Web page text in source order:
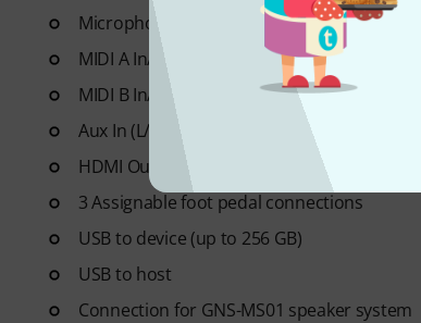
Microphone input: XLR/jack combo
MIDI A In/Out
MIDI B In/Out
Aux In (L/L+R, R)
HDMI Out (1280 x 720p max.)
3 Assignable foot pedal connections
USB to device (up to 256 GB)
USB to host
Connection for GNS-MS01 speaker system